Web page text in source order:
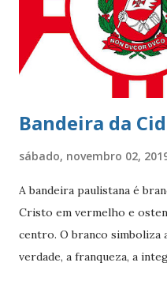
Teles e Charles Le Blond
chegou ao Rio de Janeiro
Marselha fundando a
finalidade de explor...
Bandeira da
sábado, novembro 02,
A bandeira paulistana é
Cristo em vermelho e
centro. O branco simboliza
verdade, a franqueza, a